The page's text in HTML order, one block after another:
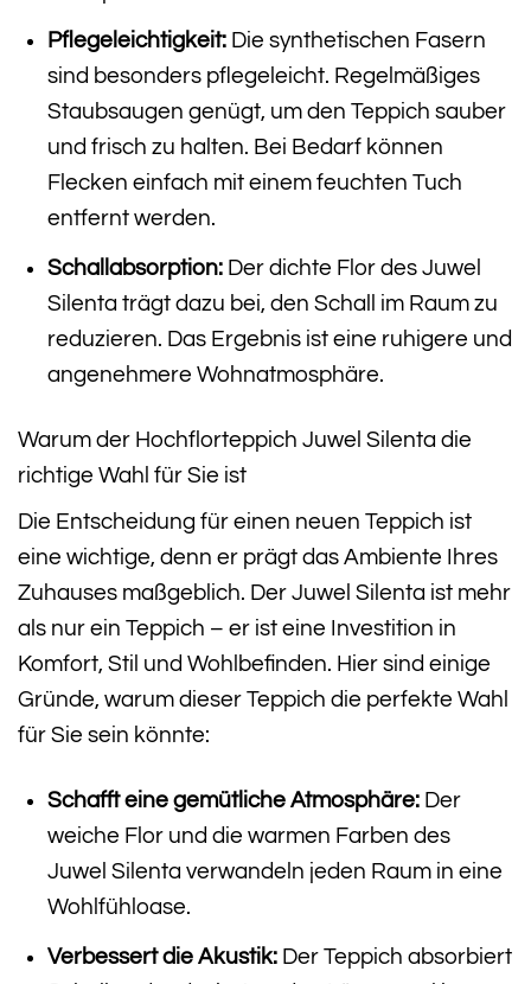
Pflegeleichtigkeit:Die synthetischen Fasern
sind besonders pflegeleicht. Regelmäßiges
Staubsaugen genügt, um den Teppich sauber
und frisch zu halten. Bei Bedarf können
Flecken einfach mit einem feuchten Tuch
entfernt werden.
Schallabsorption:Der dichte Flor des Juwel
Silenta trägt dazu bei, den Schall im Raum zu
reduzieren. Das Ergebnis ist eine ruhigere und
angenehmere Wohnatmosphäre.
Warum der Hochflorteppich Juwel Silenta die
richtige Wahl für Sie ist
Die Entscheidung für einen neuen Teppich ist
eine wichtige, denn er prägt das Ambiente Ihres
Zuhauses maßgeblich. Der Juwel Silenta ist mehr
als nur ein Teppich – er ist eine Investition in
Komfort, Stil und Wohlbefinden. Hier sind einige
Gründe, warum dieser Teppich die perfekte Wahl
für Sie sein könnte:
Schafft eine gemütliche Atmosphäre:Der
weiche Flor und die warmen Farben des
Juwel Silenta verwandeln jeden Raum in eine
Wohlfühloase.
Verbessert die Akustik:Der Teppich absorbiert